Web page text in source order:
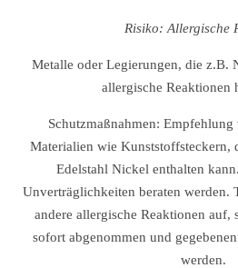
Risiko: Allergische
Metalle oder Legierungen, die z.B.
allergische Reaktionen
Schutzmaßnahmen:
Materialien wie Kunststoffsteckern,
Edelstahl Nickel enthalten
Unverträglichkeiten beraten werden.
andere allergische Reaktionen auf,
sofort abgenommen und
werden.